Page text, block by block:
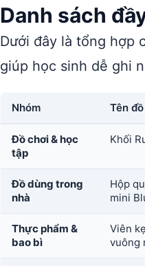
Danh sách
Dưới đây là tổng hợp
giúp học sinh dễ ghi
Nhóm Tên
Đồ chơi & học
tập
Khối
Đồ dùng trong
nhà
Hộp
mini
Thực phẩm &
bao bì
Viên
vuông